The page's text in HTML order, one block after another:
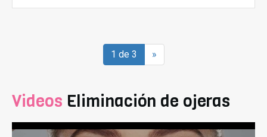
1 de 3 »
Videos Eliminación de ojeras